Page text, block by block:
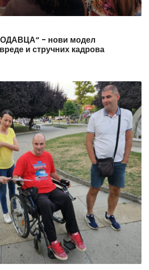
- нови модел
и стручних кадрова